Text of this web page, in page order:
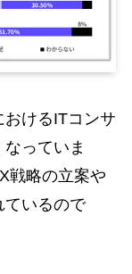
けるITコンサ
っていま
戦略の立案や
ているので